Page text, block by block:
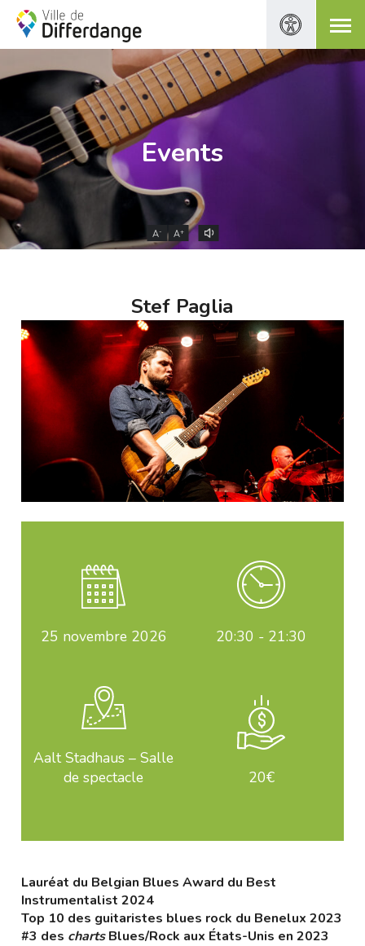
Events
A- A+
Stef Paglia
25 novembre 2026 20:30 - 21:30
Aalt Stadhaus – Salle
de spectacle
20€
Lauréat du Belgian Blues Award du Best
Instrumentalist 2024
Top 10 des guitaristes blues rock du Benelux 2023
#3 des chartsBlues/Rock aux États-Unis en 2023